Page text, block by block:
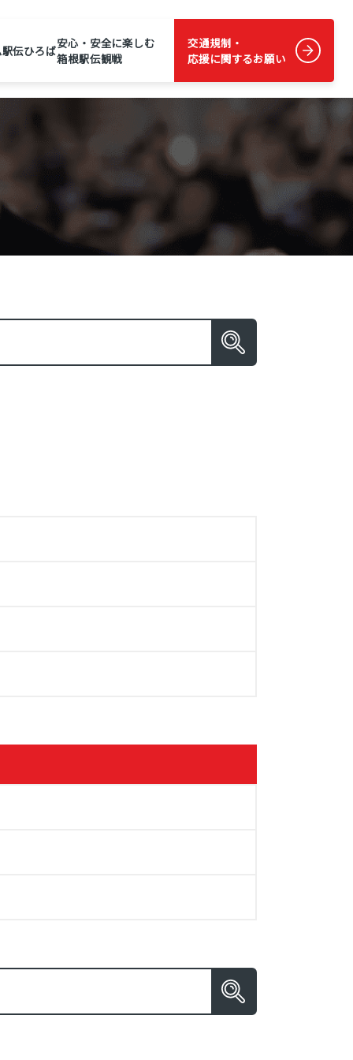
駅伝ひろば安心・安全に楽しむ
箱根駅伝観戦
交通規制・
応援に関するお願い